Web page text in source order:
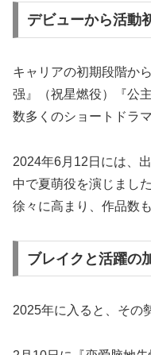
デビューから活動
キャリアの初期段階か
强』（祝星燃役）『公
数多くのショートドラマ
2024年6月12日には、
中で夏萌役を演じまし
徐々に高まり、作品数
ブレイクと活躍の
2025年に入ると、その